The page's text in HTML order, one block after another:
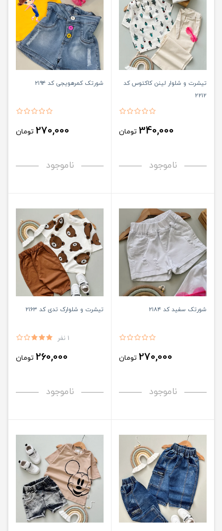
تیشرت و شلوار لینن کاکتوس کد
۲۲۱۲
340,000 تومان
ناموجود
شورتک کمرهویجی کد ۲۱۹۴
270,000 تومان
ناموجود
شورتک سفید کد ۲۱۸۴
270,000 تومان
ناموجود
تیشرت و شلوارک تدی کد ۲۱۶۳
1 نفر
260,000 تومان
ناموجود